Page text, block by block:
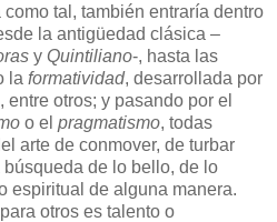
tal, también entraría dentro
la antigüedad clásica –
y Quintiliano-, hasta las
la formatividad, desarrollada por
, entre otros; y pasando por el
o el pragmatismo, todas
arte de conmover, de turbar
de lo bello, de lo
espiritual de alguna manera.
otros es talento o